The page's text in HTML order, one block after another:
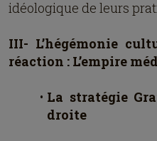
idéologique de leurs
III- L’hégémonie
réaction : L’empire
La stratégie
droite